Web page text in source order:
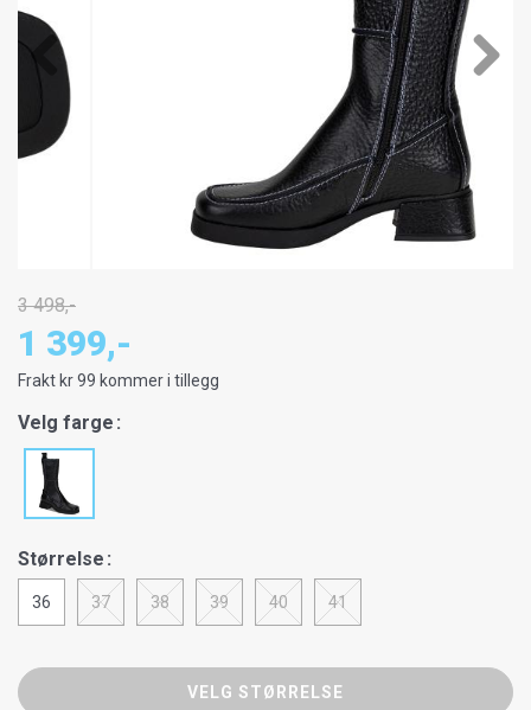
3 498,-
1 399,-
Frakt kr 99 kommer i tillegg
Velg farge
Størrelse
36 37 38 39 40 41
VELG STØRRELSE